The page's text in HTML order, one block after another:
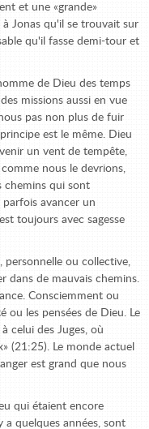
et une «grande»
Jonas qu'il se trouvait sur
qu'il fasse demi-tour et
de Dieu des temps
missions aussi en vue
pas non plus de fuir
est le même. Dieu
un vent de tempête,
nous le devrions,
chemins qui sont
parfois avancer un
toujours avec sagesse
personnelle ou collective,
dans de mauvais chemins.
Consciemment ou
ou les pensées de Dieu. Le
celui des Juges, où
(21:25). Le monde actuel
est grand que nous
qui étaient encore
quelques années, sont